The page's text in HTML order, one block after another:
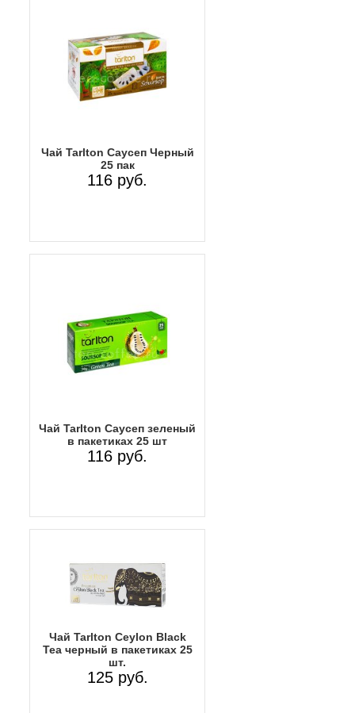
Чай Tarlton Саусеп Черный
25 пак
116 руб.
Чай Tarlton Саусеп зеленый
в пакетиках 25 шт
116 руб.
Чай Tarlton Ceylon Black
Tea черный в пакетиках 25
шт.
125 руб.